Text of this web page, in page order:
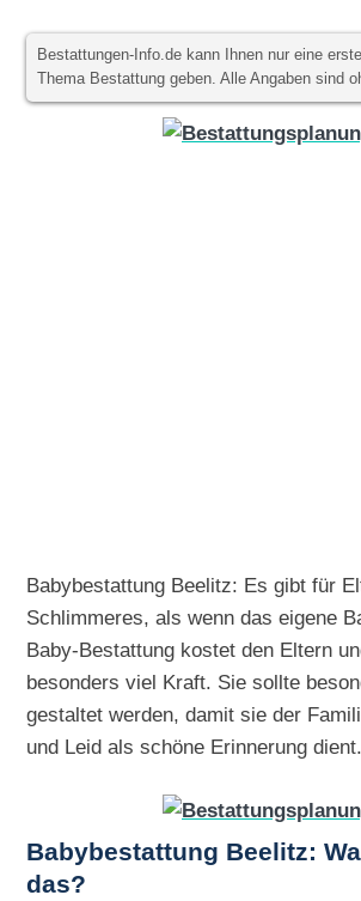
Bestattungen-Info.de kann Ihnen nur eine
Thema Bestattung geben. Alle Angaben sind
Babybestattung Beelitz: Es gibt für
Schlimmeres, als wenn das eigene
Baby-Bestattung kostet den Eltern
besonders viel Kraft. Sie sollte
gestaltet werden, damit sie der
und Leid als schöne Erinnerung dient.
Babybestattung Beelitz:
das?